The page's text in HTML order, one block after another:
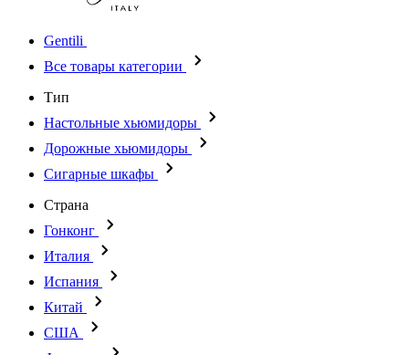
Gentili
Все товары категории
Тип
Настольные хьюмидоры
Дорожные хьюмидоры
Сигарные шкафы
Страна
Гонконг
Италия
Испания
Китай
США